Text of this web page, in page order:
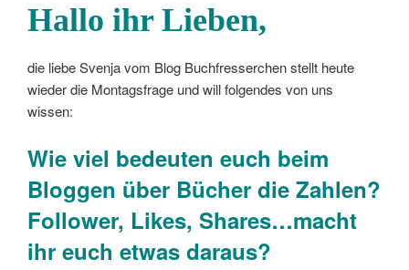
Hallo ihr Lieben,
die liebe Svenja vom Blog Buchfresserchen stellt heute
wieder die Montagsfrage und will folgendes von uns
wissen:
Wie viel bedeuten euch beim
Bloggen über Bücher die Zahlen?
Follower, Likes, Shares…macht
ihr euch etwas daraus?